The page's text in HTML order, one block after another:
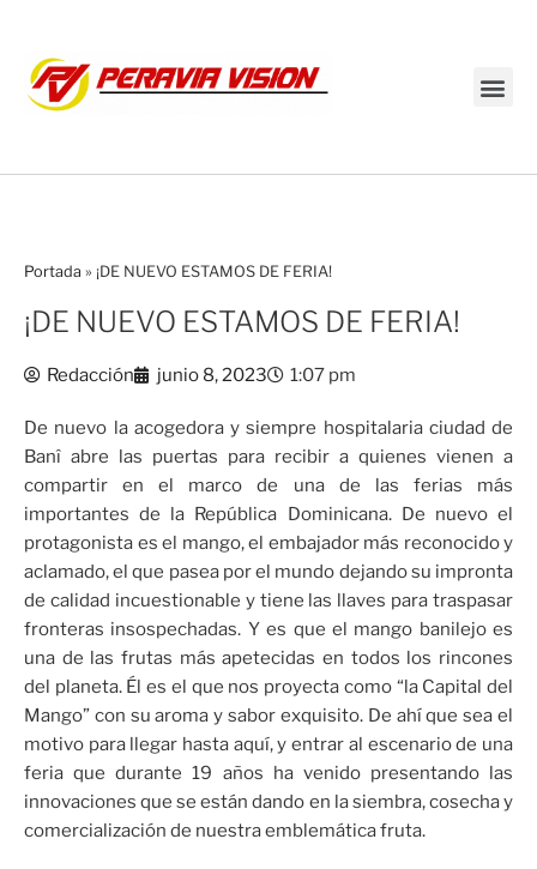
Portada » ¡DE NUEVO ESTAMOS DE FERIA!
¡DE NUEVO ESTAMOS DE FERIA!
Redacción junio 8, 2023 1:07 pm
De nuevo la acogedora y siempre hospitalaria ciudad de
Banî abre las puertas para recibir a quienes vienen a
compartir en el marco de una de las ferias más
importantes de la República Dominicana. De nuevo el
protagonista es el mango, el embajador más reconocido y
aclamado, el que pasea por el mundo dejando su impronta
de calidad incuestionable y tiene las llaves para traspasar
fronteras insospechadas. Y es que el mango banilejo es
una de las frutas más apetecidas en todos los rincones
del planeta. Él es el que nos proyecta como “la Capital del
Mango” con su aroma y sabor exquisito. De ahí que sea el
motivo para llegar hasta aquí, y entrar al escenario de una
feria que durante 19 años ha venido presentando las
innovaciones que se están dando en la siembra, cosecha y
comercialización de nuestra emblemática fruta.